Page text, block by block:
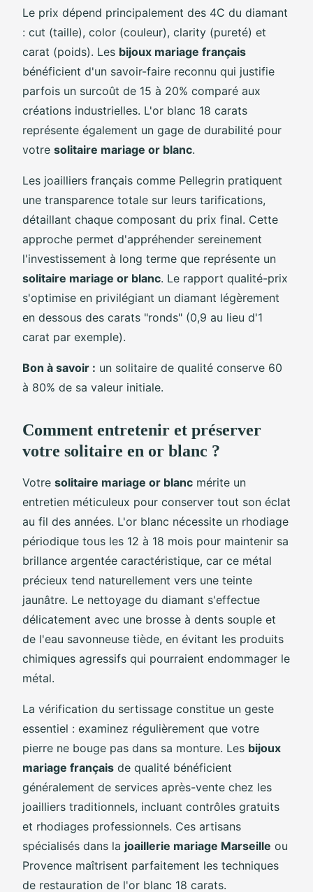
Le prix dépend principalement des 4C du diamant
: cut (taille), color (couleur), clarity (pureté) et
carat (poids). Les bijoux mariage français
bénéficient d'un savoir-faire reconnu qui justifie
parfois un surcoût de 15 à 20% comparé aux
créations industrielles. L'or blanc 18 carats
représente également un gage de durabilité pour
votre solitaire mariage or blanc.
Les joailliers français comme Pellegrin pratiquent
une transparence totale sur leurs tarifications,
détaillant chaque composant du prix final. Cette
approche permet d'appréhender sereinement
l'investissement à long terme que représente un
solitaire mariage or blanc. Le rapport qualité-prix
s'optimise en privilégiant un diamant légèrement
en dessous des carats "ronds" (0,9 au lieu d'1
carat par exemple).
Bon à savoir : un solitaire de qualité conserve 60
à 80% de sa valeur initiale.
Comment entretenir et préserver
votre solitaire en or blanc ?
Votre solitaire mariage or blanc mérite un
entretien méticuleux pour conserver tout son éclat
au fil des années. L'or blanc nécessite un rhodiage
périodique tous les 12 à 18 mois pour maintenir sa
brillance argentée caractéristique, car ce métal
précieux tend naturellement vers une teinte
jaunâtre. Le nettoyage du diamant s'effectue
délicatement avec une brosse à dents souple et
de l'eau savonneuse tiède, en évitant les produits
chimiques agressifs qui pourraient endommager le
métal.
La vérification du sertissage constitue un geste
essentiel : examinez régulièrement que votre
pierre ne bouge pas dans sa monture. Les bijoux
mariage français de qualité bénéficient
généralement de services après-vente chez les
joailliers traditionnels, incluant contrôles gratuits
et rhodiages professionnels. Ces artisans
spécialisés dans la joaillerie mariage Marseille ou
Provence maîtrisent parfaitement les techniques
de restauration de l'or blanc 18 carats.